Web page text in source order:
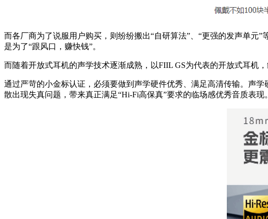
而各厂商为了说服用户购买，则纷纷搬出“自研算法”、“更强的发声单元
是为了“跟风口，赚快钱”。
而随着开放式耳机的声学技术逐渐成熟，以FIIL GS为代表的开放式耳
通过严苛的小金标认证，必须要做到声学硬件优秀、满足高清传输。声
散出现失真问题，带来真正满足“Hi-Fi高保真”要求的临场感优秀音质表现。